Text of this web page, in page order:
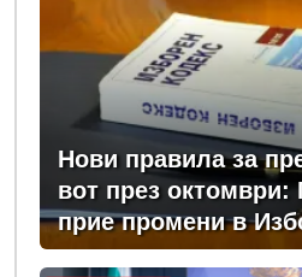
Нови правила за
вот през
прие промени в